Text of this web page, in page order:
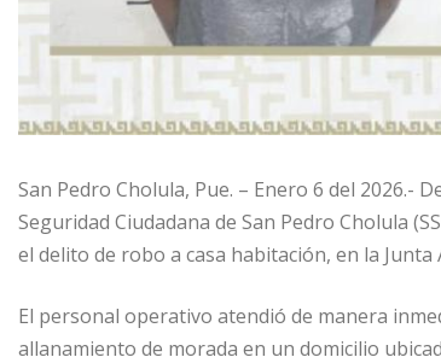
San Pedro Cholula, Pue. – Enero 6 del 2026.-
Seguridad Ciudadana de San Pedro Cholula
el delito de robo a casa habitación, en la
El personal operativo atendió de manera
allanamiento de morada en un domicilio